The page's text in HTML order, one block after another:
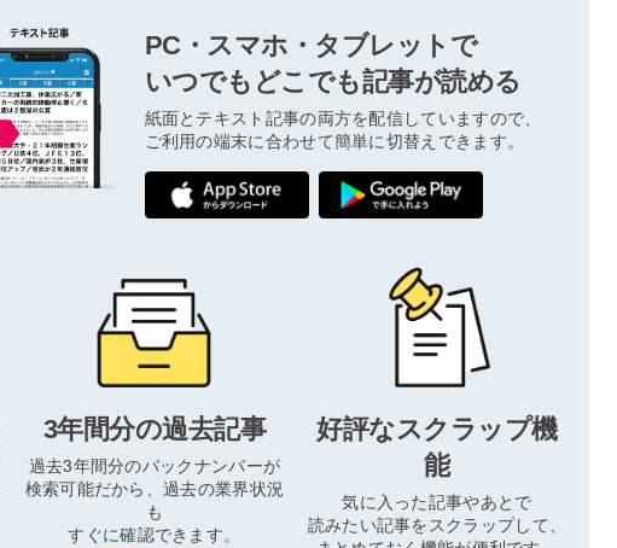
PC・スマホ・タブレットで
いつでもどこでも記事が読める
紙面とテキスト記事の両方を配信していますので、
ご利用の端末に合わせて簡単に切替えできます。
3年間分の過去記事
過去3年間分のバックナンバーが
検索可能だから、過去の業界状況
も
すぐに確認できます。
好評なスクラップ機
能
気に入った記事やあとで
読みたい記事をスクラップして、